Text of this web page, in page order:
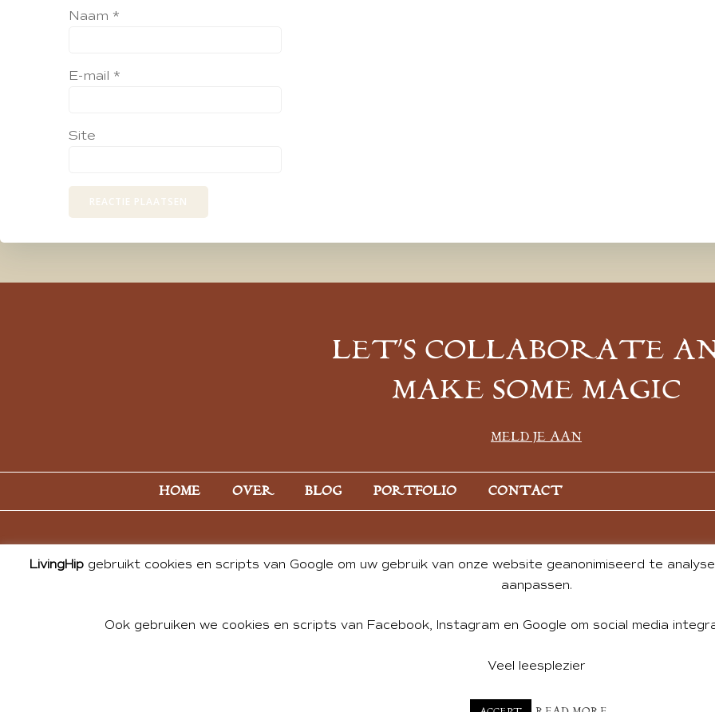
Naam *
E-mail *
Site
LET’S COLLABORATE
MAKE SOME MAGIC
MELD JE AAN
HOME OVER BLOG PORTFOLIO CONTACT
© 2026 ALL PHOTOS & CONTENT BY ANDREA DE GROOT. WEBSITE DESIGN BY
LivingHip gebruikt cookies en scripts van Google om uw gebruik van onze website geanonimiseerd te
aanpassen.
Ook gebruiken we cookies en scripts van Facebook, Instagram en Google om social media
Veel leesplezier